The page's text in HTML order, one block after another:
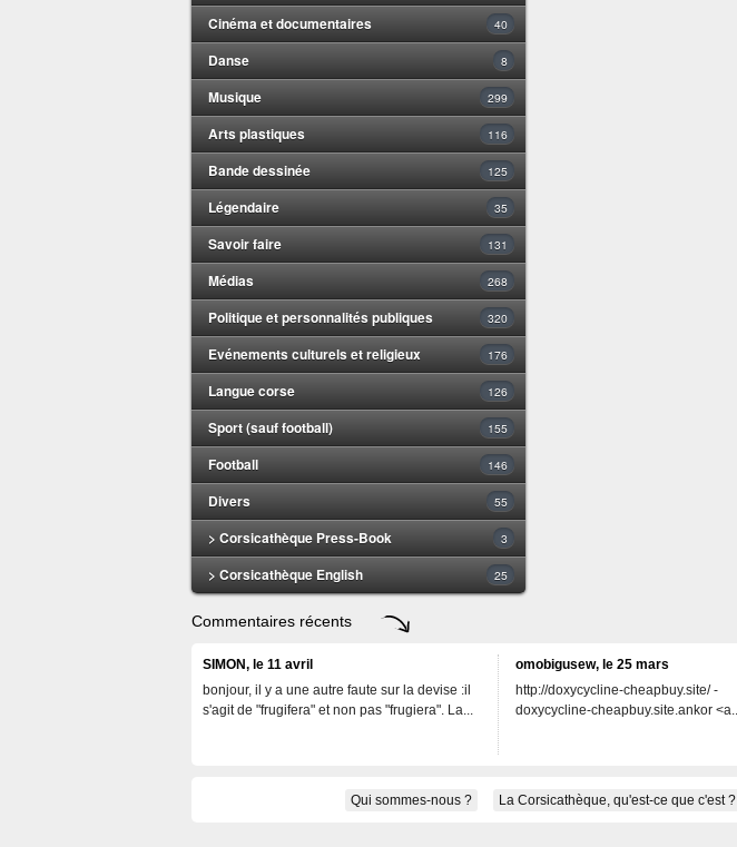
Cinéma et documentaires 40
Danse 8
Musique 299
Arts plastiques 116
Bande dessinée 125
Légendaire 35
Savoir faire 131
Médias 268
Politique et personnalités publiques 320
Evénements culturels et religieux 176
Langue corse 126
Sport (sauf football) 155
Football 146
Divers 55
> Corsicathèque Press-Book 3
> Corsicathèque English 25
Commentaires récents
SIMON, le 11 avril
bonjour, il y a une autre faute sur la devise :il
s'agit de "frugifera" et non pas "frugiera". La...
omobigusew, le 25 mars
http://doxycycline-cheapbuy.site/ -
doxycycline-cheapbuy.site.ankor <a...
Qui sommes-nous ? La Corsicathèque, qu'est-ce que c'est ?